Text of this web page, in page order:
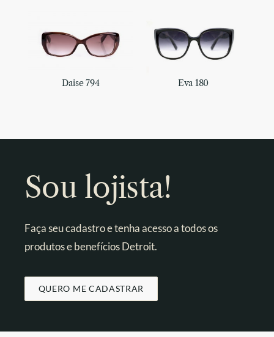
Daise 794 Eva 180
Sou lojista!
Faça seu cadastro e tenha acesso a todos os
produtos e benefícios Detroit.
QUERO ME CADASTRAR